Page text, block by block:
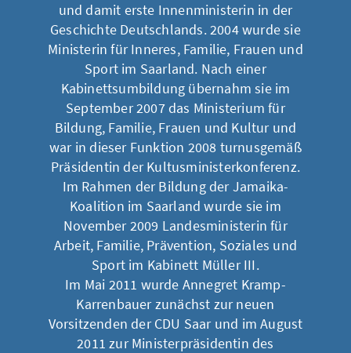
und damit erste Innenministerin in der
Geschichte Deutschlands. 2004 wurde sie
Ministerin für Inneres, Familie, Frauen und
Sport im Saarland. Nach einer
Kabinettsumbildung übernahm sie im
September 2007 das Ministerium für
Bildung, Familie, Frauen und Kultur und
war in dieser Funktion 2008 turnusgemäß
Präsidentin der Kultusministerkonferenz.
Im Rahmen der Bildung der Jamaika-
Koalition im Saarland wurde sie im
November 2009 Landesministerin für
Arbeit, Familie, Prävention, Soziales und
Sport im Kabinett Müller III.
Im Mai 2011 wurde Annegret Kramp-
Karrenbauer zunächst zur neuen
Vorsitzenden der CDU Saar und im August
2011 zur Ministerpräsidentin des